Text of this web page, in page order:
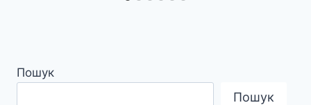
Пошук
Пошук